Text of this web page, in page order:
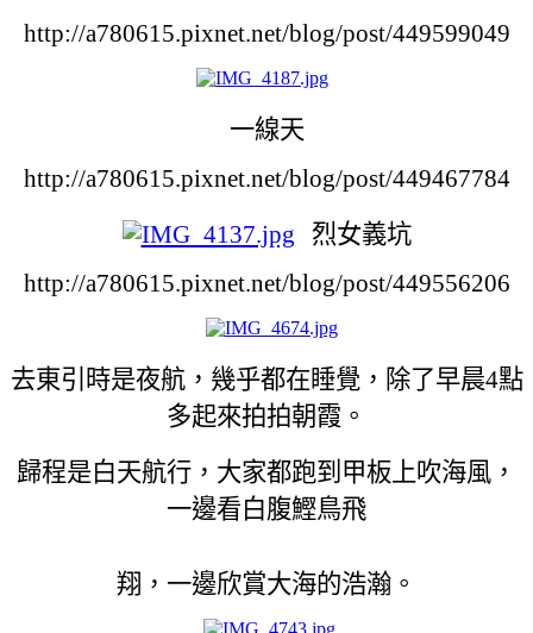
http://a780615.pixnet.net/blog/post/449599049
一線天
http://a780615.pixnet.net/blog/post/449467784
烈女義坑
http://a780615.pixnet.net/blog/post/449556206
去東引時是夜航，幾乎都在睡覺，除了早晨4點
多起來拍拍朝霞。
歸程是白天航行，大家都跑到甲板上吹海風，
一邊看白腹鰹鳥飛
翔， 一邊欣賞大海的浩瀚。